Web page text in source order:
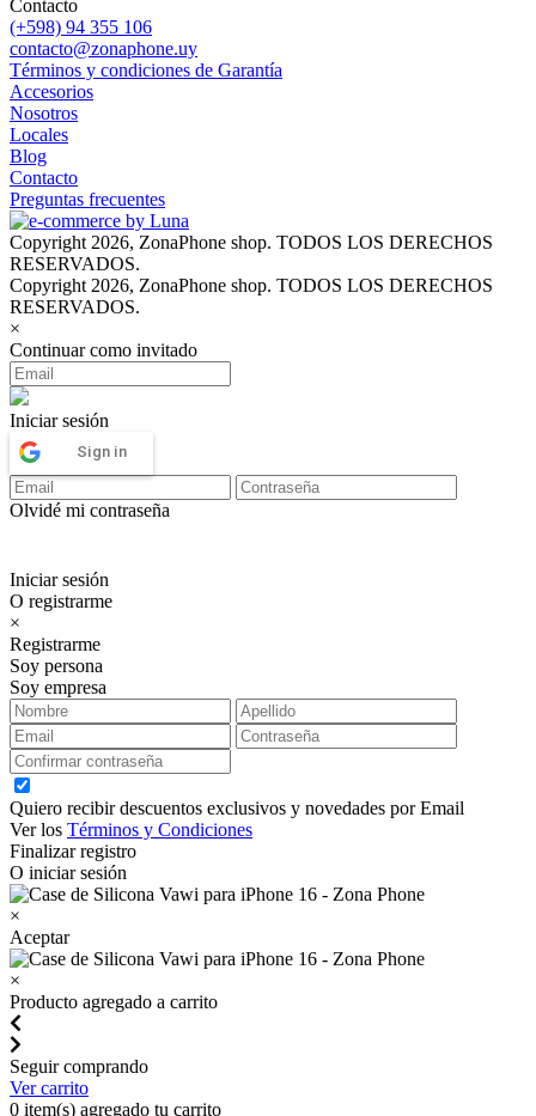
Contacto
(+598) 94 355 106
contacto@zonaphone.uy
Términos y condiciones de Garantía
Accesorios
Nosotros
Locales
Blog
Contacto
Preguntas frecuentes
Copyright 2026, ZonaPhone shop. TODOS LOS DERECHOS
RESERVADOS.
Copyright 2026, ZonaPhone shop. TODOS LOS DERECHOS
RESERVADOS.
×
Continuar como invitado
Iniciar sesión
Sign in
Olvidé mi contraseña
Iniciar sesión
O registrarme
×
Registrarme
Soy persona
Soy empresa
Quiero recibir descuentos exclusivos y novedades por Email
Ver los Términos y Condiciones
Finalizar registro
O iniciar sesión
×
Aceptar
×
Producto agregado a carrito
Seguir comprando
Ver carrito
0 item(s) agregado tu carrito